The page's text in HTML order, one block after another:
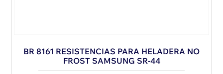
BR 8161 RESISTENCIAS PARA HELADERA NO
FROST SAMSUNG SR-44